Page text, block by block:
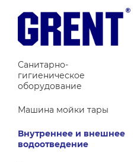
Санитарно-
гигиеническое
оборудование
Машина мойки тары
Внутреннее и внешнее
водоотведение